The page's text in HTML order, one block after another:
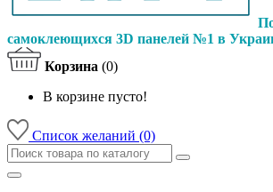
самоклеющихся 3D панелей №1 в
Корзина (0)
В корзине пусто!
Список желаний (0)